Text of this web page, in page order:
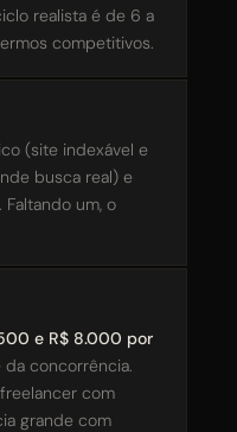
/ mês
→
realista é de 6 a
competitivos.
(site indexável e
busca real) e
um, o
e R$ 8.000 por
concorrência.
com
grande com